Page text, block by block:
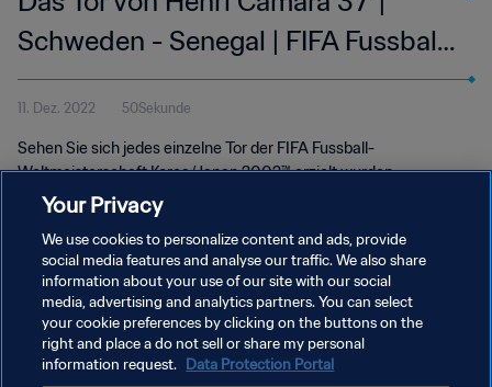
Schweden - Senegal | FIFA Fussball-
Weltmeisterschaft Korea/Japan
2002™
11. Dez. 2022 50Sekunde
Sehen Sie sich jedes einzelne Tor der FIFA Fussball-
Weltmeisterschaft Korea/Japan 2002™ erzielt wurden.
DATENSCHUTZ
NUTZUNGSBEDINGUNGEN
Your Privacy
We use cookies to personalize content and ads, provide
social media features and analyse our traffic. We also share
information about your use of our site with our social
media, advertising and analytics partners. You can select
your cookie preferences by clicking on the buttons on the
right and place a do not sell or share my personal
information request. Data Protection Portal